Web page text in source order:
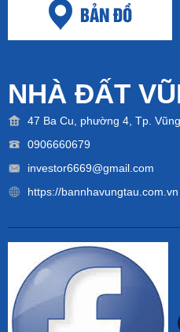
BẢN ĐỒ
NHÀ ĐẤT
47 Ba Cu, phường 4, Tp.
0906660679
investor6669@gmail.com
https://bannhavungtau.com.vn